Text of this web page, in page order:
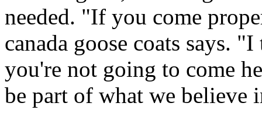
needed. "If you come
canada goose coats says.
you're not going to come
be part of what we believe